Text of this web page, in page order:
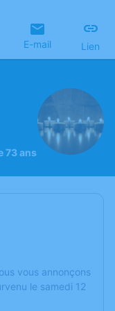
E-mail Lien
73 ans
vous annonçons
le samedi 12